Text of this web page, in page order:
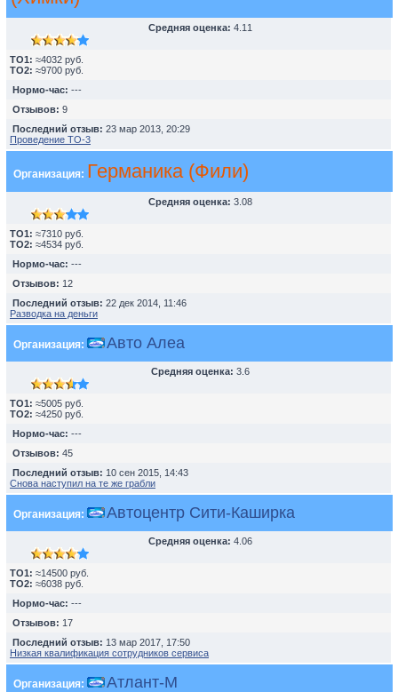
Средняя оценка: 4.11
TO1: ≈4032 руб.
TO2: ≈9700 руб.
Нормо-час: ---
Отзывов: 9
Последний отзыв: 23 мар 2013, 20:29
Проведение ТО-3
Организация: Германика (Фили)
Средняя оценка: 3.08
TO1: ≈7310 руб.
TO2: ≈4534 руб.
Нормо-час: ---
Отзывов: 12
Последний отзыв: 22 дек 2014, 11:46
Разводка на деньги
Организация: Авто Алеа
Средняя оценка: 3.6
TO1: ≈5005 руб.
TO2: ≈4250 руб.
Нормо-час: ---
Отзывов: 45
Последний отзыв: 10 сен 2015, 14:43
Снова наступил на те же грабли
Организация: Автоцентр Сити-Каширка
Средняя оценка: 4.06
TO1: ≈14500 руб.
TO2: ≈6038 руб.
Нормо-час: ---
Отзывов: 17
Последний отзыв: 13 мар 2017, 17:50
Низкая квалификация сотрудников сервиса
Организация: Атлант-М